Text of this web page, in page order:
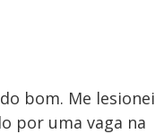
bom. Me lesionei
por uma vaga na